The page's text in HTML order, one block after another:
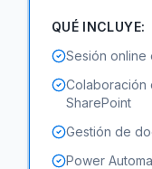
QUÉ INCLUYE:
Sesión online
Colaboración
SharePoint
Gestión de
Power